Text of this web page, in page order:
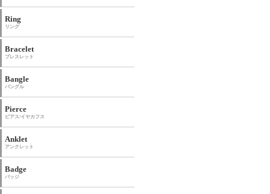
Ring
リング
Bracelet
ブレスレット
Bangle
バングル
Pierce
ピアス/イヤカフス
Anklet
アンクレット
Badge
バッジ